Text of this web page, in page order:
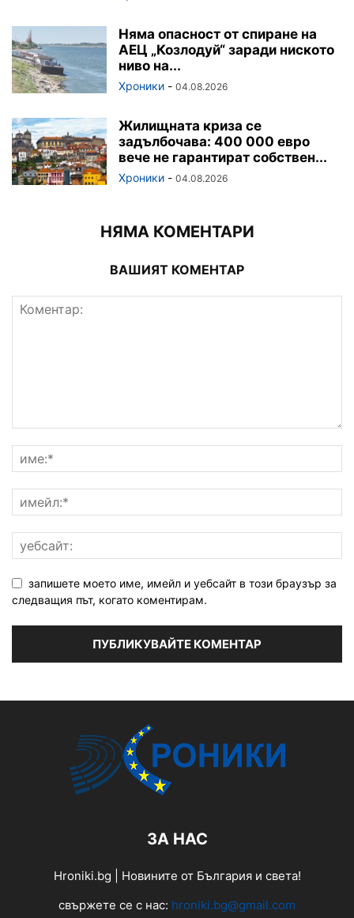
Няма опасност от спиране на
АЕЦ „Козлодуй“ заради ниското
ниво на...
Хроники - 04.08.2026
Жилищната криза се
задълбочава: 400 000 евро
вече не гарантират собствен...
Хроники - 04.08.2026
НЯМА КОМЕНТАРИ
ВАШИЯТ КОМЕНТАР
запишете моето име, имейл и уебсайт в този браузър за
следващия път, когато коментирам.
ЗА НАС
Hroniki.bg | Новините от България и света!
свържете се с нас: hroniki.bg@gmail.com